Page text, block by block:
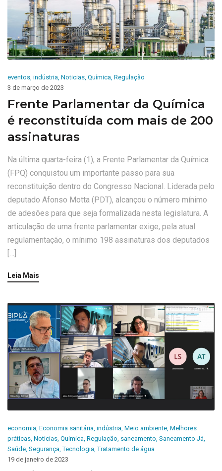
eventos indústria Noticias Química Regulação
3 de março de 2023
Frente Parlamentar da Química
é reconstituída com mais de 200
assinaturas
Na última quarta-feira (1), a Frente Parlamentar da Química
(FPQ) conquistou um importante passo para sua
reconstituição dentro do Congresso Nacional. Liderada pelo
deputado Afonso Motta (PDT), alcançou o número mínimo
de adesões para que seja formalizada nesta legislatura. A
articulação de uma frente parlamentar exige, pela atual
regulamentação, o mínimo 198 assinaturas dos deputados
Leia Mais
economia, Economia sanitária, indústria, Meio ambiente, Melhores
práticas, Noticias, Química, Regulação, saneamento, Saneamento Já,
Saúde, Segurança,Tecnologia,Tratamento de água
19 de janeiro de 2023